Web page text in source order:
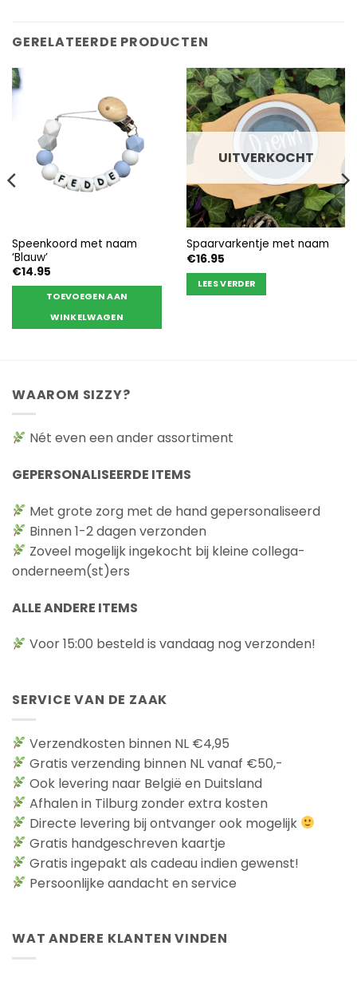
GERELATEERDE PRODUCTEN
Speenkoord met naam
‘Blauw’
€14.95
TOEVOEGEN AAN
WINKELWAGEN
UITVERKOCHT
Spaarvarkentje met naam
€16.95
LEES VERDER
WAAROM SIZZY?
Nét even een ander assortiment
GEPERSONALISEERDE ITEMS
Met grote zorg met de hand gepersonaliseerd
Binnen 1-2 dagen verzonden
Zoveel mogelijk ingekocht bij kleine collega-
onderneem(st)ers
ALLE ANDERE ITEMS
Voor 15:00 besteld is vandaag nog verzonden!
SERVICE VAN DE ZAAK
Verzendkosten binnen NL €4,95
Gratis verzending binnen NL vanaf €50,-
Ook levering naar België en Duitsland
Afhalen in Tilburg zonder extra kosten
Directe levering bij ontvanger ook mogelijk
Gratis handgeschreven kaartje
Gratis ingepakt als cadeau indien gewenst!
Persoonlijke aandacht en service
WAT ANDERE KLANTEN VINDEN